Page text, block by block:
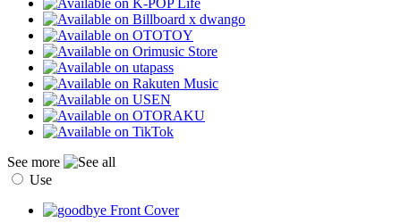
See more
Use